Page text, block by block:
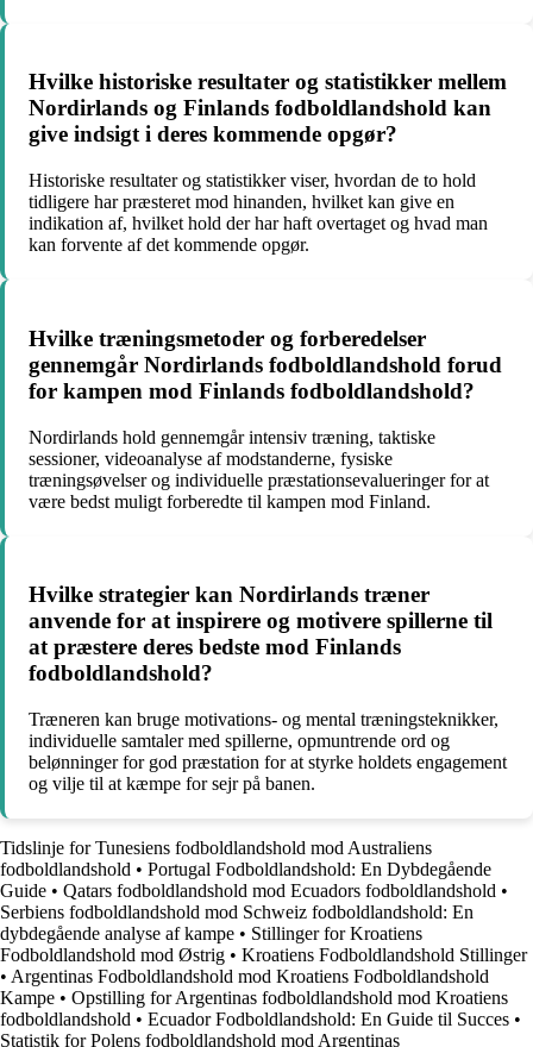
Hvilke historiske resultater og statistikker mellem
Nordirlands og Finlands fodboldlandshold kan
give indsigt i deres kommende opgør?
Historiske resultater og statistikker viser, hvordan de to hold
tidligere har præsteret mod hinanden, hvilket kan give en
indikation af, hvilket hold der har haft overtaget og hvad man
kan forvente af det kommende opgør.
Hvilke træningsmetoder og forberedelser
gennemgår Nordirlands fodboldlandshold forud
for kampen mod Finlands fodboldlandshold?
Nordirlands hold gennemgår intensiv træning, taktiske
sessioner, videoanalyse af modstanderne, fysiske
træningsøvelser og individuelle præstationsevalueringer for at
være bedst muligt forberedte til kampen mod Finland.
Hvilke strategier kan Nordirlands træner
anvende for at inspirere og motivere spillerne til
at præstere deres bedste mod Finlands
fodboldlandshold?
Træneren kan bruge motivations- og mental træningsteknikker,
individuelle samtaler med spillerne, opmuntrende ord og
belønninger for god præstation for at styrke holdets engagement
og vilje til at kæmpe for sejr på banen.
Tidslinje for Tunesiens fodboldlandshold mod Australiens
fodboldlandshold • Portugal Fodboldlandshold: En Dybdegående
Guide • Qatars fodboldlandshold mod Ecuadors fodboldlandshold •
Serbiens fodboldlandshold mod Schweiz fodboldlandshold: En
dybdegående analyse af kampe • Stillinger for Kroatiens
Fodboldlandshold mod Østrig • Kroatiens Fodboldlandshold Stillinger
• Argentinas Fodboldlandshold mod Kroatiens Fodboldlandshold
Kampe • Opstilling for Argentinas fodboldlandshold mod Kroatiens
fodboldlandshold • Ecuador Fodboldlandshold: En Guide til Succes •
Statistik for Polens fodboldlandshold mod Argentinas